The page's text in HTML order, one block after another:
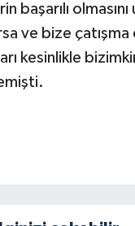
başarılı
ve bize çatışma
kesinlikle